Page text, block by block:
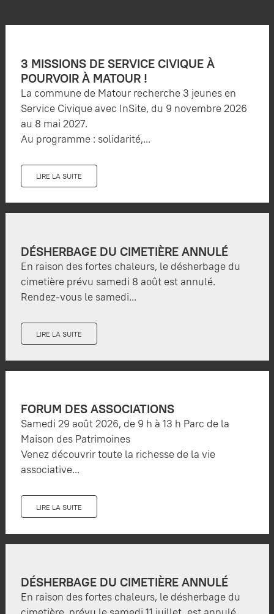
3 MISSIONS DE SERVICE CIVIQUE À
POURVOIR À MATOUR !
La commune de Matour recherche 3 jeunes en
Service Civique avec InSite, du 9 novembre 2026
au 8 mai 2027.
Au programme : solidarité,...
LIRE LA SUITE
DÉSHERBAGE DU CIMETIÈRE ANNULÉ
En raison des fortes chaleurs, le désherbage du
cimetière prévu samedi 8 août est annulé.
Rendez-vous le samedi...
LIRE LA SUITE
FORUM DES ASSOCIATIONS
Samedi 29 août 2026, de 9 h à 13 h Parc de la
Maison des Patrimoines
Venez découvrir toute la richesse de la vie
associative...
LIRE LA SUITE
DÉSHERBAGE DU CIMETIÈRE ANNULÉ
En raison des fortes chaleurs, le désherbage du